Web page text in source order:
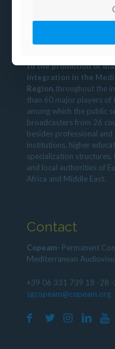
to the promotion of
integration in the
Region,throughout the
than 60 major players of
among which the public
broadcasters from 26
besides professional
institutions, higher
specialization
and local authorities of
Africa and Middle East.
Contact
Copeam- Permanent
Mediterranean
+39 06 331 739 18 -28
sgcopeam@copeam.org